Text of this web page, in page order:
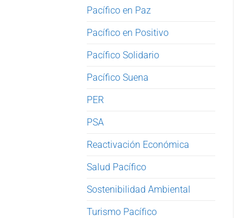
Pacífico en Paz
Pacífico en Positivo
Pacífico Solidario
Pacífico Suena
PER
PSA
Reactivación Económica
Salud Pacífico
Sostenibilidad Ambiental
Turismo Pacífico